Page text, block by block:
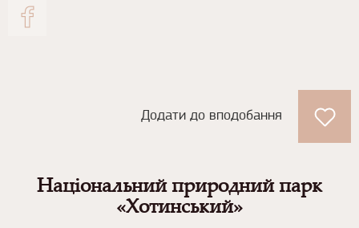
Додати до вподобання
Національний природний парк
«Хотинський»